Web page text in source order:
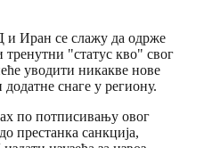
и Иран се слажу да одрже
"статус кво" свог
уводити никакве нове
снаге у региону.
по потписивању овог
престанка санкција,